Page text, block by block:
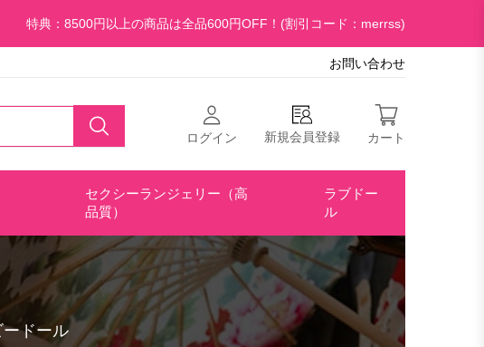
特典：8500円以上の商品は全品600円OFF！(割引コード：merrss)
お問い合わせ
ログイン 新規会員登録 カート
セクシーランジェリー（高
品質）
ラブドー
ル
ードール